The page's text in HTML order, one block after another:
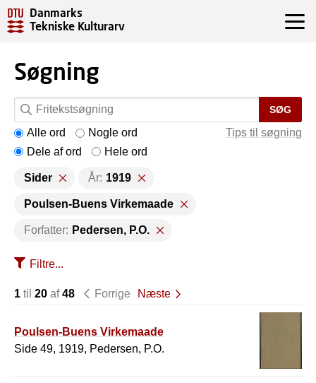
Danmarks
Tekniske Kulturarv
Søgning
SØG
Tips til søgning
Alle ord
Nogle ord
Dele af ord
Hele ord
Sider År: 1919
Poulsen-Buens Virkemaade
Forfatter: Pedersen, P.O.
Filtre...
1 til 20 af48 Forrige Næste
Poulsen-Buens Virkemaade
Side 49, 1919, Pedersen, P.O.